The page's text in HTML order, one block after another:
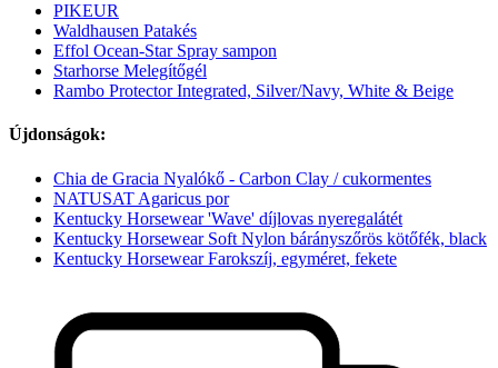
PIKEUR
Waldhausen Patakés
Effol Ocean-Star Spray sampon
Starhorse Melegítőgél
Rambo Protector Integrated, Silver/Navy, White & Beige
Újdonságok:
Chia de Gracia Nyalókő - Carbon Clay / cukormentes
NATUSAT Agaricus por
Kentucky Horsewear 'Wave' díjlovas nyeregalátét
Kentucky Horsewear Soft Nylon bárányszőrös kötőfék, black
Kentucky Horsewear Farokszíj, egyméret, fekete